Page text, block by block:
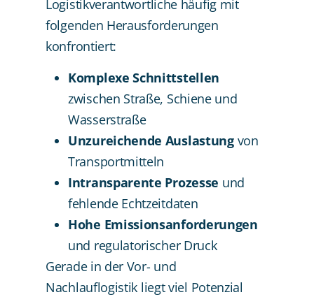
Logistikverantwortliche häufig mit
folgenden Herausforderungen
konfrontiert:
Komplexe Schnittstellen
zwischen Straße, Schiene und
Wasserstraße
Unzureichende Auslastungvon
Transportmitteln
Intransparente Prozesse und
fehlende Echtzeitdaten
Hohe Emissionsanforderungen
und regulatorischer Druck
Gerade in der Vor- und
Nachlauflogistik liegt viel Potenzial